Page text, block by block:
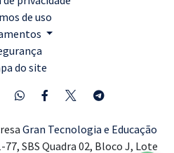
de uso
do site
Gran Tecnologia e Educação
77, SBS Quadra 02, Bloco J, Lote